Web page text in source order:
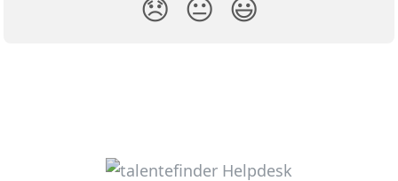
😞 😐 😃